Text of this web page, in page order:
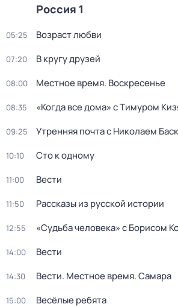
Россия 1
05:25 Возраст любви
07:20 В кругу друзей
08:00 Местное время. Воскресенье
08:35 «Когда все дома» с Тимуром
09:25 Утренняя почта с Николаем
10:10 Сто к одному
11:00 Вести
11:50 Рассказы из русской истории
12:55 «Судьба человека» с Борисом
14:00 Вести
14:30 Вести. Местное время. Самара
15:00 Весёлые ребята